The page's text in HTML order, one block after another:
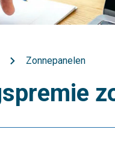
Zonnepanelen